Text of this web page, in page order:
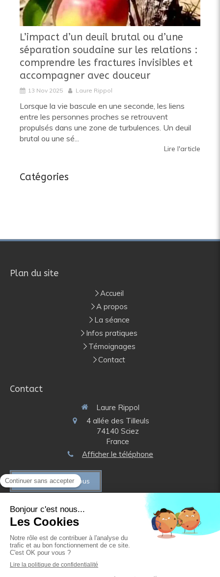
L’impact d’un deuil brutal ou d’une
séparation soudaine sur les relations :
comprendre les fractures invisibles et
accompagner avec douceur
13 Nov 2025 Laure Rippol
Lorsque la vie bascule en une seconde, les liens
entre les personnes proches se retrouvent
propulsés dans une zone de turbulences. Un deuil
brutal ou une sé...
Lire l'article
Catégories
Plan du site
Accueil
A propos
La séance
Infos pratiques
Témoignages
Contact
Contact
Laure Rippol
4 allée des Tilleuls
74140 Sciez
France
Afficher le téléphone
Prendre rendez-vous
Mentions légales